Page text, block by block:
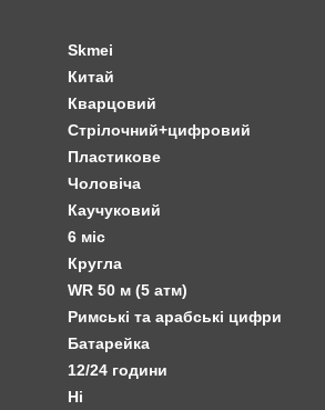
Skmei
Китай
Кварцовий
Стрілочний+цифровий
Пластикове
Чоловіча
Каучуковий
6 міс
Кругла
WR 50 м (5 атм)
Римські та арабські цифри
Батарейка
12/24 години
Ні